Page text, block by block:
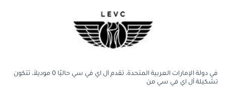
في دولة الإمارات العربية المتحدة، تقدم أل اي في سي حاليًا 0 موديلاً، تتكون
تشكيلة أل اي في سي من